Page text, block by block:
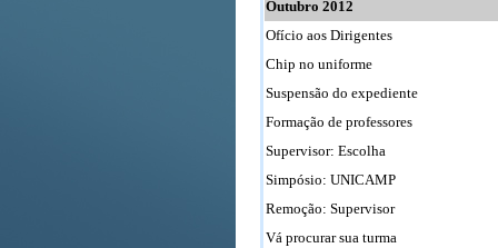
Outubro 2012
Ofício aos Dirigentes
Chip no uniforme
Suspensão do expediente
Formação de professores
Supervisor: Escolha
Simpósio: UNICAMP
Remoção: Supervisor
Vá procurar sua turma